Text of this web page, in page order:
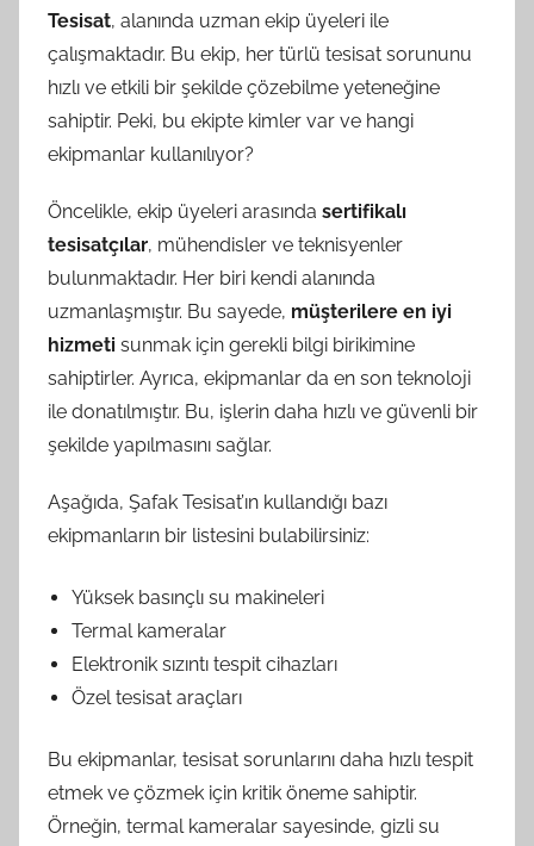
Tesisat, alanında uzman ekip üyeleri ile
çalışmaktadır. Bu ekip, her türlü tesisat sorununu
hızlı ve etkili bir şekilde çözebilme yeteneğine
sahiptir. Peki, bu ekipte kimler var ve hangi
ekipmanlar kullanılıyor?
Öncelikle, ekip üyeleri arasında sertifikalı
tesisatçılar, mühendisler ve teknisyenler
bulunmaktadır. Her biri kendi alanında
uzmanlaşmıştır. Bu sayede, müşterilere en iyi
hizmeti sunmak için gerekli bilgi birikimine
sahiptirler. Ayrıca, ekipmanlar da en son teknoloji
ile donatılmıştır. Bu, işlerin daha hızlı ve güvenli bir
şekilde yapılmasını sağlar.
Aşağıda, Şafak Tesisat’ın kullandığı bazı
ekipmanların bir listesini bulabilirsiniz:
Yüksek basınçlı su makineleri
Termal kameralar
Elektronik sızıntı tespit cihazları
Özel tesisat araçları
Bu ekipmanlar, tesisat sorunlarını daha hızlı tespit
etmek ve çözmek için kritik öneme sahiptir.
Örneğin, termal kameralar sayesinde, gizli su